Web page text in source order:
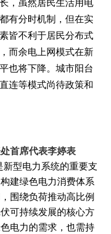
有分时机制，但在实
皆不利于居民分布式
而余电上网模式在新
也将下降。城市阳台
连等模式尚待政策和
首席代表李婷表
型电力系统的重要支
建绿色电力消费体系
围绕负荷推动高比例
可持续发展的核心方
电力的需求，也需持